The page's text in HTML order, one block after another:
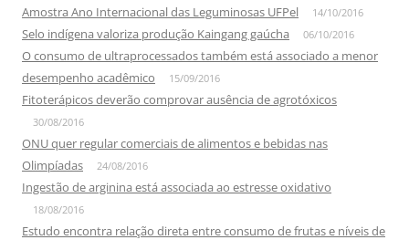
Amostra Ano Internacional das Leguminosas UFPel 14/10/2016
Selo indígena valoriza produção Kaingang gaúcha 06/10/2016
O consumo de ultraprocessados também está associado a menor
desempenho acadêmico
15/09/2016
Fitoterápicos deverão comprovar ausência de agrotóxicos
30/08/2016
ONU quer regular comerciais de alimentos e bebidas nas
Olimpíadas
24/08/2016
Ingestão de arginina está associada ao estresse oxidativo
18/08/2016
Estudo encontra relação direta entre consumo de frutas e níveis de